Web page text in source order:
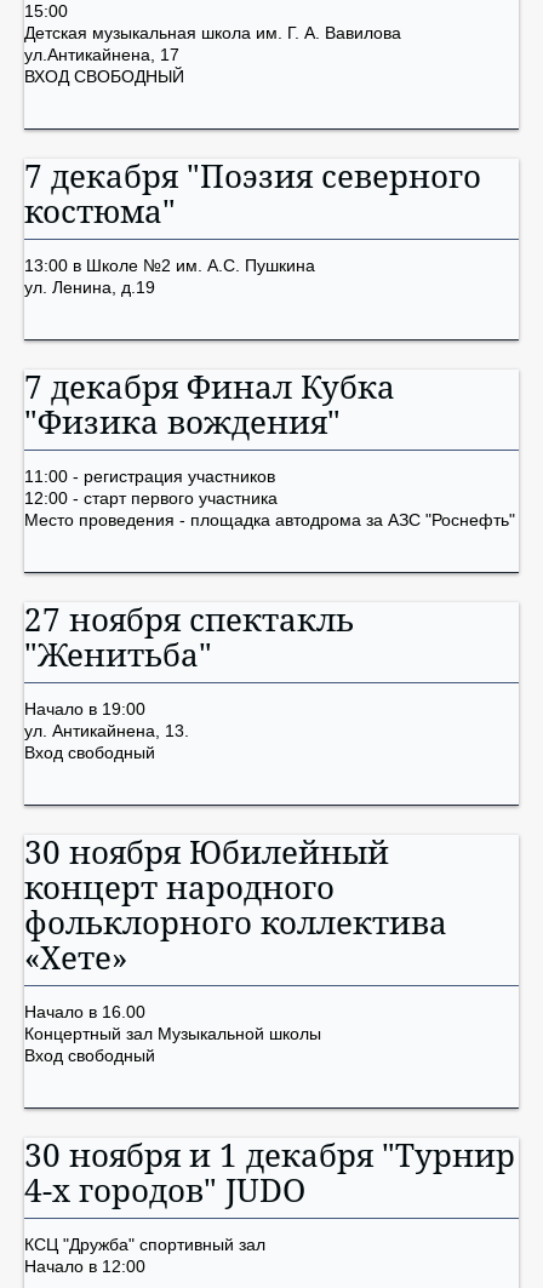
15:00
Детская музыкальная школа им. Г. А. Вавилова
ул.Антикайнена, 17
ВХОД СВОБОДНЫЙ
7 декабря "Поэзия северного
костюма"
13:00 в Школе №2 им. А.С. Пушкина
ул. Ленина, д.19
7 декабря Финал Кубка
"Физика вождения"
11:00 - регистрация участников
12:00 - старт первого участника
Место проведения - площадка автодрома за АЗС "Роснефть"
27 ноября спектакль
"Женитьба"
Начало в 19:00
ул. Антикайнена, 13.
Вход свободный
30 ноября Юбилейный
концерт народного
фольклорного коллектива
«Хете»
Начало в 16.00
Концертный зал Музыкальной школы
Вход свободный
30 ноября и 1 декабря "Турнир
4-х городов" JUDO
КСЦ "Дружба" спортивный зал
Начало в 12:00